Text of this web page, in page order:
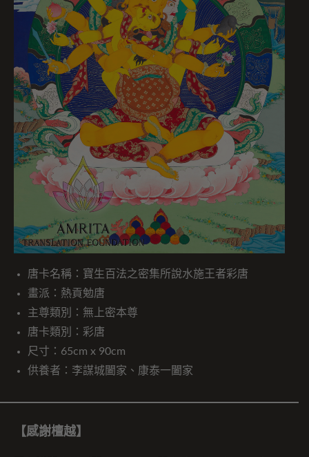
唐卡名稱：寶生百法之密集所說水施王者彩唐
畫派：熱貢勉唐
主尊類別：無上密本尊
唐卡類別：彩唐
尺寸：65cm x 90cm
供養者：李謀城闔家、康泰一闔家
【感謝檀越】